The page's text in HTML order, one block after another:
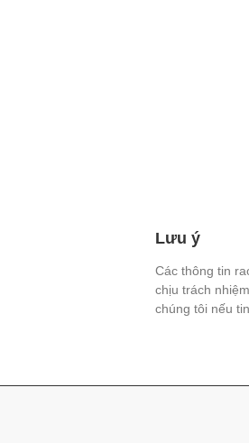
Lưu ý
Các thông tin
chịu trách
chúng tôi nếu